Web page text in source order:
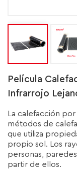
Película
Infrarrojo
La calefacción
métodos de
que utiliza
propio sol. Los
personas,
partir de ellos.